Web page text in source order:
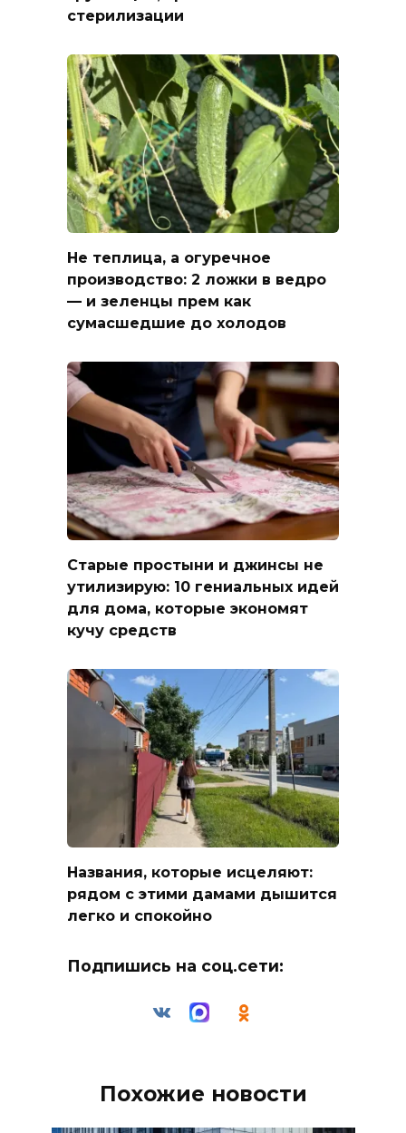
стерилизации
Не теплица, а огуречное
производство: 2 ложки в ведро
— и зеленцы прем как
сумасшедшие до холодов
Старые простыни и джинсы не
утилизирую: 10 гениальных идей
для дома, которые экономят
кучу средств
Названия, которые исцеляют:
рядом с этими дамами дышится
легко и спокойно
Подпишись на соц.сети:
Похожие новости